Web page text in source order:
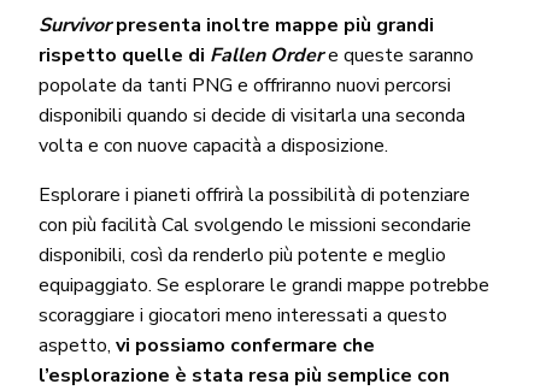
Survivorpresenta inoltre mappe più grandi
rispetto quelle di Fallen Ordere queste saranno
popolate da tanti PNG e offriranno nuovi percorsi
disponibili quando si decide di visitarla una seconda
volta e con nuove capacità a disposizione.
Esplorare i pianeti offrirà la possibilità di potenziare
con più facilità Cal svolgendo le missioni secondarie
disponibili, così da renderlo più potente e meglio
equipaggiato. Se esplorare le grandi mappe potrebbe
scoraggiare i giocatori meno interessati a questo
aspetto, vi possiamo confermare che
l’esplorazione è stata resa più semplice con